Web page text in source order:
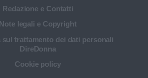
Redazione e Contatti
Note legali e Copyright
sul trattamento dei dati personali
DireDonna
Cookie policy